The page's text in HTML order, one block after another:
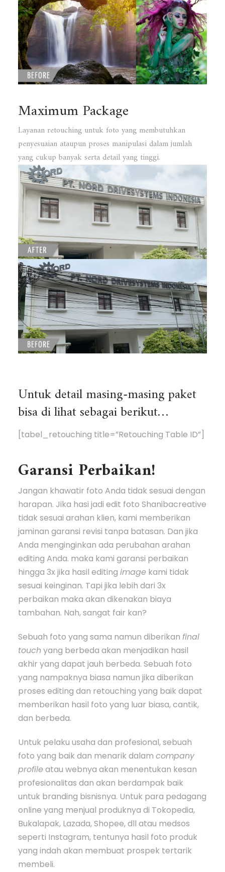
Maximum Package
Layanan retouching untuk foto yang membutuhkan
penyesuaian ataupun proses manipulasi dalam jumlah
yang cukup banyak serta detail yang tinggi.
Untuk detail masing-masing paket
bisa di lihat sebagai berikut…
[tabel_retouching title=”Retouching Table ID”]
Garansi Perbaikan!
Jangan khawatir foto Anda tidak sesuai dengan
harapan. Jika hasi jadi edit foto Shanibacreative
tidak sesuai arahan klien, kami memberikan
jaminan garansi revisi tanpa batasan. Dan jika
Anda menginginkan ada perubahan arahan
editing Anda. maka kami garansi perbaikan
hingga 3x jika hasil editingimage kami tidak
sesuai keinginan. Tapi jika lebih dari 3x
perbaikan maka akan dikenakan biaya
tambahan. Nah, sangat fair kan?
Sebuah foto yang sama namun diberikan final
touch yang berbeda akan menjadikan hasil
akhir yang dapat jauh berbeda. Sebuah foto
yang nampaknya biasa namun jika diberikan
proses editing dan retouching yang baik dapat
memberikan hasil foto yang luar biasa, cantik,
dan berbeda.
Untuk pelaku usaha dan profesional, sebuah
foto yang baik dan menarik dalamcompany
profileatau webnya akan menentukan kesan
profesionalitas dan akan berdampak baik
untuk branding bisnisnya. Untuk para pedagang
online yang menjual produknya di Tokopedia,
Bukalapak, Lazada, Shopee, dll atau medsos
seperti Instagram, tentunya hasil foto produk
yang indah akan membuat prospek tertarik
membeli.